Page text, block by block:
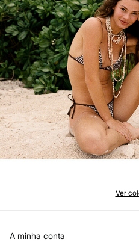
Ver
A minha conta